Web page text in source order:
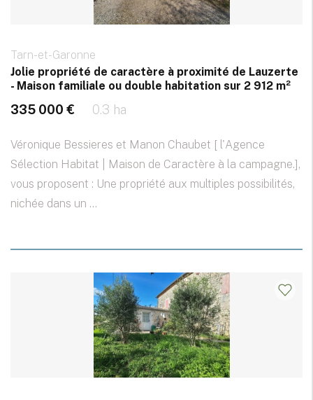
Tarn-et-Garonne
Jolie propriété de caractère à proximité de Lauzerte
- Maison familiale ou double habitation sur 2 912 m²
335 000 € 0.3 ha
Véronique Bessieres et Manon Chaubet [ l'Agence
Sélection Habitat | Maison de Caractère à la campagne.],
vous proposent : Une propriété aux multiples possibilités,
nichée dans un ...